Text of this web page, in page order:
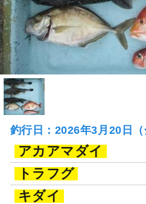
釣行日：2026年3月20日（
アカアマダイ
トラフグ
キダイ